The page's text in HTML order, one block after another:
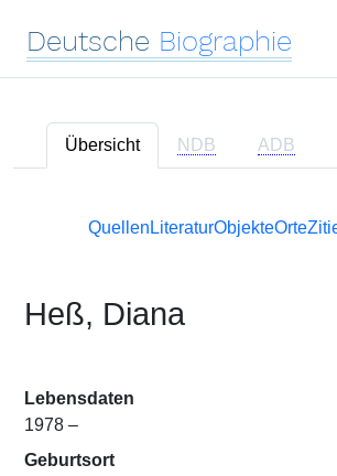
Deutsche Biographie
Übersicht NDB ADB
Quellen LiteraturObjekteOrte
Heß, Diana
Lebensdaten
1978 –
Geburtsort